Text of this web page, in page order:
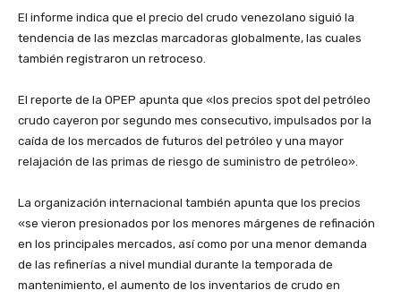
‎El informe indica que el precio del crudo venezolano siguió la
tendencia de las mezclas marcadoras globalmente, las cuales
también registraron un retroceso.
‎El reporte de la OPEP apunta que «los precios spot del petróleo
crudo cayeron por segundo mes consecutivo, impulsados por la
caída de los mercados de futuros del petróleo y una mayor
relajación de las primas de riesgo de suministro de petróleo».
‎La organización internacional también apunta que los precios
«se vieron presionados por los menores márgenes de refinación
en los principales mercados, así como por una menor demanda
de las refinerías a nivel mundial durante la temporada de
mantenimiento, el aumento de los inventarios de crudo en